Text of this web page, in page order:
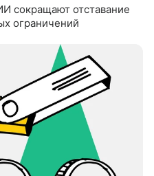
сокращают отставание
ограничений